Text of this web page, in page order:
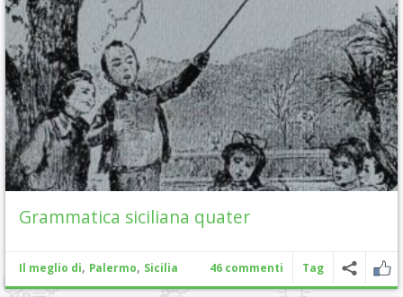
Grammatica siciliana quater
Il meglio di, Palermo, Sicilia 46 commenti Tag